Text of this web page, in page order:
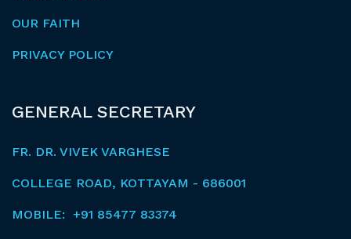
OUR FAITH
PRIVACY POLICY
GENERAL SECRETARY
FR. DR. VIVEK VARGHESE
COLLEGE ROAD, KOTTAYAM - 686001
MOBILE: +91 85477 83374